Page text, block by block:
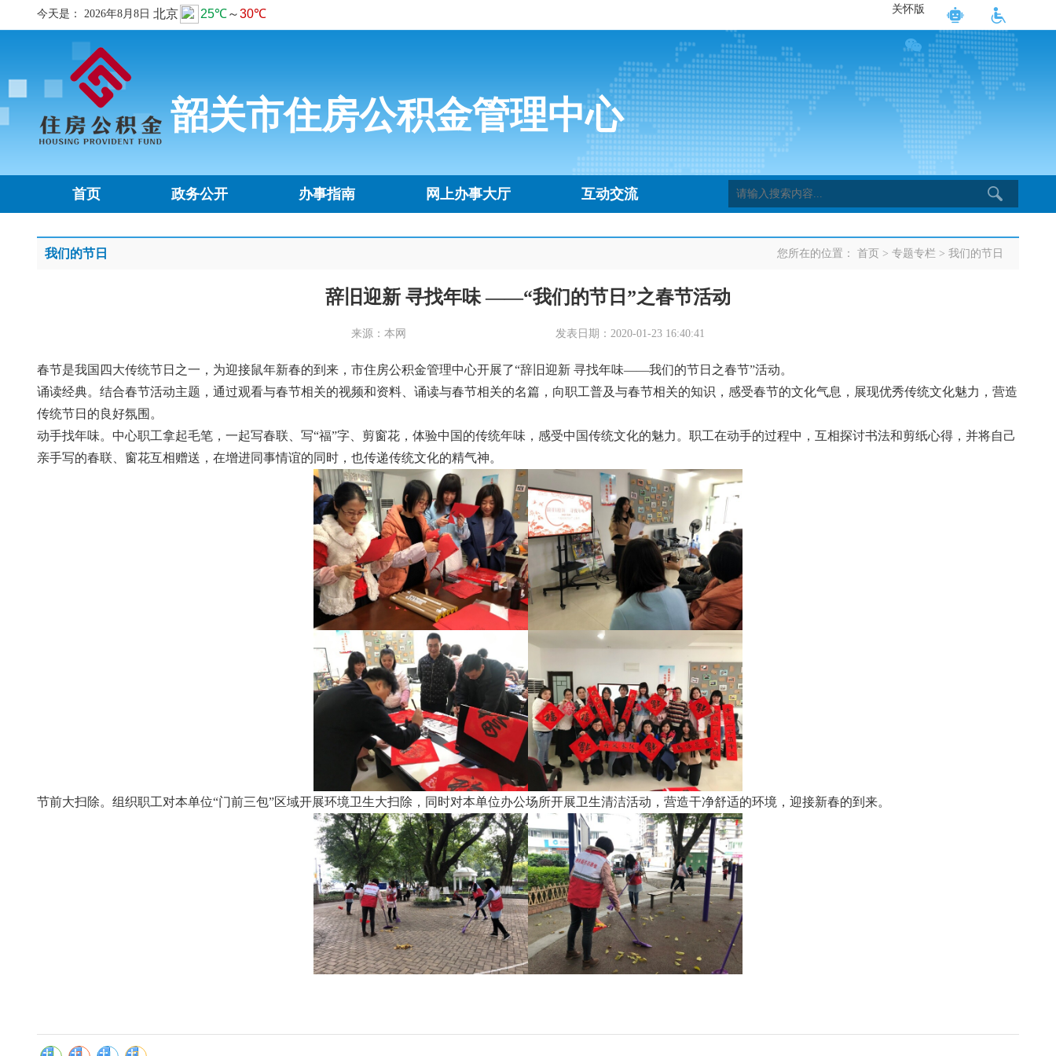
今天是： 2026年8月8日 关怀版
韶关市住房公积金管理中心
首页 政务公开 办事指南 网上办事大厅 互动交流
您所在的位置： 首页 > 专题专栏 > 我们的节日
我们的节日
辞旧迎新 寻找年味 ——“我们的节日”之春节活动
来源：本网 发表日期：2020-01-23 16:40:41
春节是我国四大传统节日之一， 为迎接鼠年新春的到来，市住房公积金管理中心开展了“辞旧迎新 寻找年味——我们的节日之春节”活动。
诵读经典。 结合春节活动主题，通过观看与春节相关的视频和资料、诵读与春节相关的名篇，向职工普及与春节相关的知识，感受春节的文化气息，展现优秀传统文化魅力，营造
传统节日的良好氛围。
动手找年味。中心职工拿起毛笔，一起写春联、写“福”字、剪窗花，体验中国的传统年味，感受中国传统文化的魅力。职工在动手的过程中，互相探讨书法和剪纸心得，并将自己
亲手写的春联、窗花互相赠送，在增进同事情谊的同时，也传递传统文化的精气神。
节前大扫除。 组织职工对本单位“门前三包”区域开展环境卫生大扫除，同时对本单位办公场所开展卫生清洁活动，营造干净舒适的环境，迎接新春的到来。